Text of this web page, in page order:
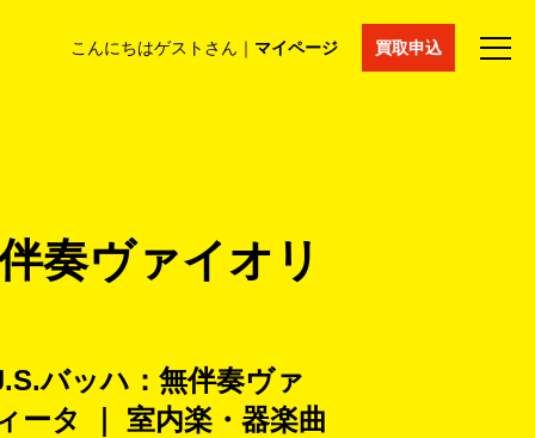
こんにちはゲストさん｜ マイページ 買取申込
コラム マイページ 採用情報 通販サイト
奏ヴァイオリ
バッハ：無伴奏ヴァ
ータ ｜ 室内楽・器楽曲